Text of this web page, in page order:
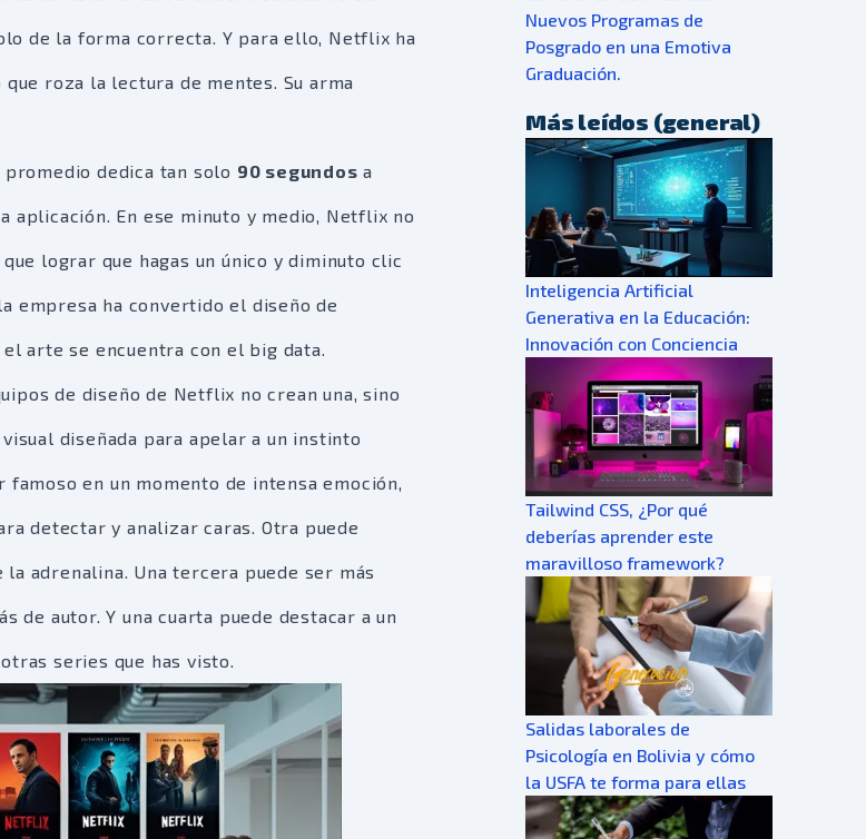
de la forma correcta. Y para ello, Netflix ha
roza la lectura de mentes. Su arma
dedica tan solo 90 segundos a
aplicación. En ese minuto y medio, Netflix no
lograr que hagas un único y diminuto clic
empresa ha convertido el diseño de
arte se encuentra con el big data.
de diseño de Netflix no crean una, sino
diseñada para apelar a un instinto
en un momento de intensa emoción,
detectar y analizar caras. Otra puede
adrenalina. Una tercera puede ser más
de autor. Y una cuarta puede destacar a un
series que has visto.
Nuevos Programas de
Posgrado en una Emotiva
Graduación.
Más leídos (general)
Inteligencia Artificial
Generativa en la Educación:
Innovación con Conciencia
Tailwind CSS, ¿Por qué
deberías aprender este
maravilloso framework?
Salidas laborales de
Psicología en Bolivia y cómo
la USFA te forma para ellas